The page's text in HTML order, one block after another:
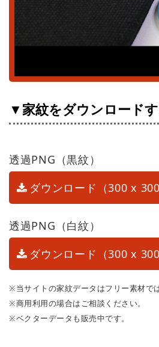
▼家紋をダウンロード
透過PNG（黒紋）
ダウンロード（300 x 300
透過PNG（白紋）
ダウンロード（300 x 300
※当サイトの家紋データはフリー素材で
※商用利用の場合はご相談ください。
※ベクターデータも販売中です。